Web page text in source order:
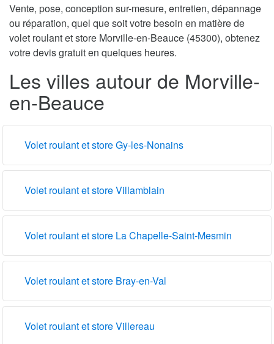
Vente, pose, conception sur-mesure, entretien, dépannage
ou réparation, quel que soit votre besoin en matière de
volet roulant et store Morville-en-Beauce (45300), obtenez
votre devis gratuit en quelques heures.
Les villes autour de Morville-
en-Beauce
Volet roulant et store Gy-les-Nonains
Volet roulant et store Villamblain
Volet roulant et store La Chapelle-Saint-Mesmin
Volet roulant et store Bray-en-Val
Volet roulant et store Villereau